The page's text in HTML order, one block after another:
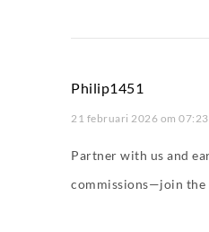
Philip1451
21 februari 2026 om 07:23
Partner with us and
commissions—join